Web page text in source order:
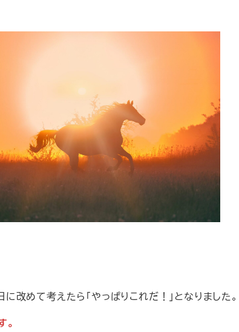
改めて考えたら「やっぱりこれだ！」となりました。
。